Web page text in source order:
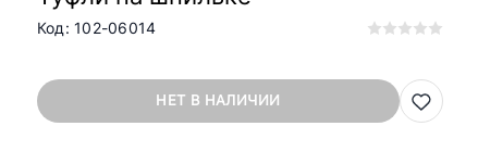
Код: 102-06014
НЕТ В НАЛИЧИИ